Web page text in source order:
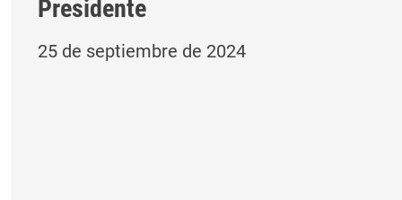
Presidente
25 de septiembre de 2024